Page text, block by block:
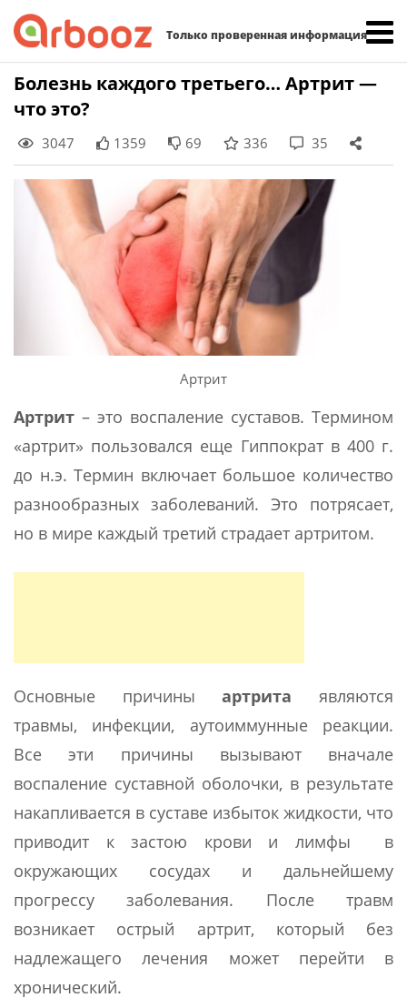
Только проверенная информация
Skip
Болезнь каждого третьего… Артрит —
что это?
3047 1359 69 336 35
Артрит
Артрит – это воспаление суставов. Термином
«артрит» пользовался еще Гиппократ в 400 г.
до н.э. Термин включает большое количество
разнообразных заболеваний. Это потрясает,
но в мире каждый третий страдает артритом.
Основные причиныартрита являются
травмы, инфекции, аутоиммунные реакции.
Все эти причины вызывают вначале
воспаление суставной оболочки, в результате
накапливается в суставе избыток жидкости, что
приводит к застою крови и лимфы в
окружающих сосудах и дальнейшему
прогрессу заболевания. После травм
возникает острый артрит, который без
надлежащего лечения может перейти в
хронический.
Найти: